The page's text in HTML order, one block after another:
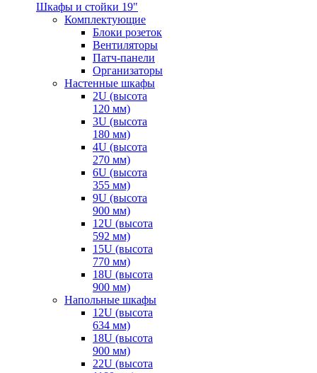
Шкафы и стойки 19"
Комплектующие
Блоки розеток
Вентиляторы
Патч-панели
Организаторы
Настенные шкафы
2U (высота
120 мм)
3U (высота
180 мм)
4U (высота
270 мм)
6U (высота
355 мм)
9U (высота
900 мм)
12U (высота
592 мм)
15U (высота
770 мм)
18U (высота
900 мм)
Напольные шкафы
12U (высота
634 мм)
18U (высота
900 мм)
22U (высота